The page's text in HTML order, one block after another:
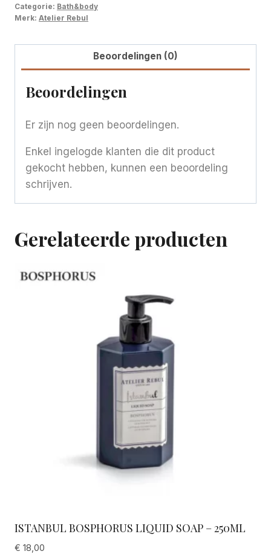
Categorie: Bath&body
Merk: Atelier Rebul
Beoordelingen (0)
Beoordelingen
Er zijn nog geen beoordelingen.
Enkel ingelogde klanten die dit product
gekocht hebben, kunnen een beoordeling
schrijven.
Gerelateerde producten
ISTANBUL BOSPHORUS LIQUID SOAP – 250ML
€ 18,00